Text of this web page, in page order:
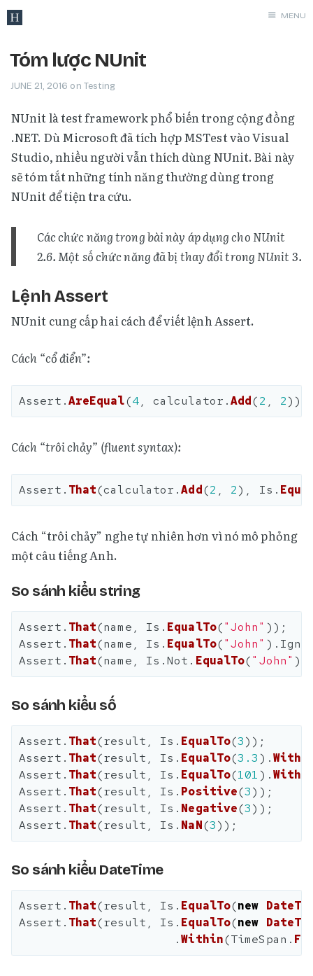
Security
Hacking
Windows
Linux
MENU
Tóm lược NUnit
JUNE 21, 2016 on Testing
NUnit là test framework phổ biến trong cộng đồng
.NET. Dù Microsoft đã tích hợp MSTest vào Visual
Studio, nhiều người vẫn thích dùng NUnit. Bài này
sẽ tóm tắt những tính năng thường dùng trong
NUnit để tiện tra cứu.
Các chức năng trong bài này áp dụng cho NUnit
2.6. Một số chức năng đã bị thay đổi trong NUnit 3.
Lệnh Assert
NUnit cung cấp hai cách để viết lệnh Assert.
Cách “cổ điển”:
Assert .AreEqual(4, calculator .Add(2 , 2));
Cách “trôi chảy” (fluent syntax):
Assert . That(calculator .Add(2 , 2), Is .
Cách “trôi chảy” nghe tự nhiên hơn vì nó mô phỏng
một câu tiếng Anh.
So sánh kiểu string
Assert . That(name , Is . EqualTo("John" ));
Assert . That(name , Is . EqualTo("John" ).
Assert . That(name , Is .Not . EqualTo("John"
So sánh kiểu số
Assert . That(result , Is . EqualTo(3));
Assert . That(result , Is . EqualTo(3.3 ).
Assert . That(result , Is . EqualTo(101 ).
Assert . That(result , Is . Positive(3));
Assert . That(result , Is . Negative(3));
Assert . That(result , Is . NaN(3));
So sánh kiểu DateTime
Assert . That(result , Is . EqualTo(new
Assert . That(result , Is . EqualTo(new
.Within(TimeSpan .